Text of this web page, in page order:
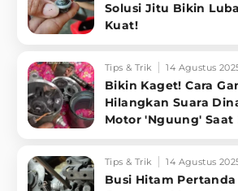
Solusi Jitu Bikin
Kuat!
Tips & Trik 14 Agustus
Bikin Kaget! Cara
Hilangkan Suara
Motor 'Nguung'
Tips & Trik 14 Agustus
Busi Hitam Pertanda